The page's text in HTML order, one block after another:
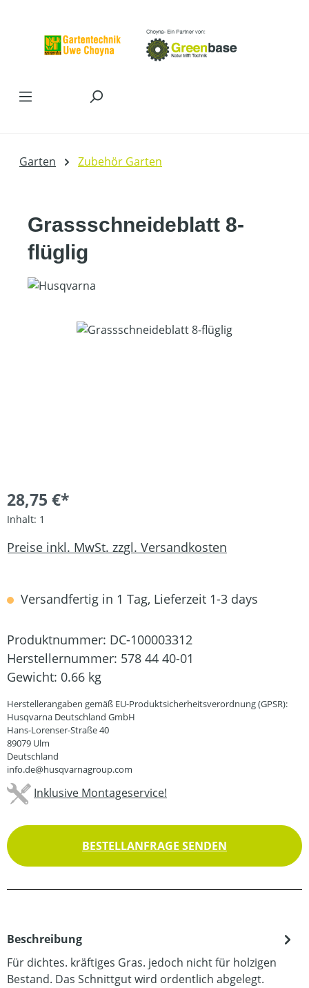
Garten Zubehör Garten
Grassschneideblatt 8-
flüglig
Bildergalerie überspringen
28,75 €*
Inhalt: 1
Preise inkl. MwSt. zzgl. Versandkosten
Versandfertig in 1 Tag, Lieferzeit 1-3 days
Produktnummer: DC-100003312
Herstellernummer: 578 44 40-01
Gewicht: 0.66 kg
Herstellerangaben gemäß EU-Produktsicherheitsverordnung (GPSR):
Husqvarna Deutschland GmbH
Hans-Lorenser-Straße 40
89079 Ulm
Deutschland
info.de@husqvarnagroup.com
Inklusive Montageservice!
BESTELLANFRAGE SENDEN
Beschreibung
Für dichtes. kräftiges Gras. jedoch nicht für holzigen
Bestand. Das Schnittgut wird ordentlich abgelegt.